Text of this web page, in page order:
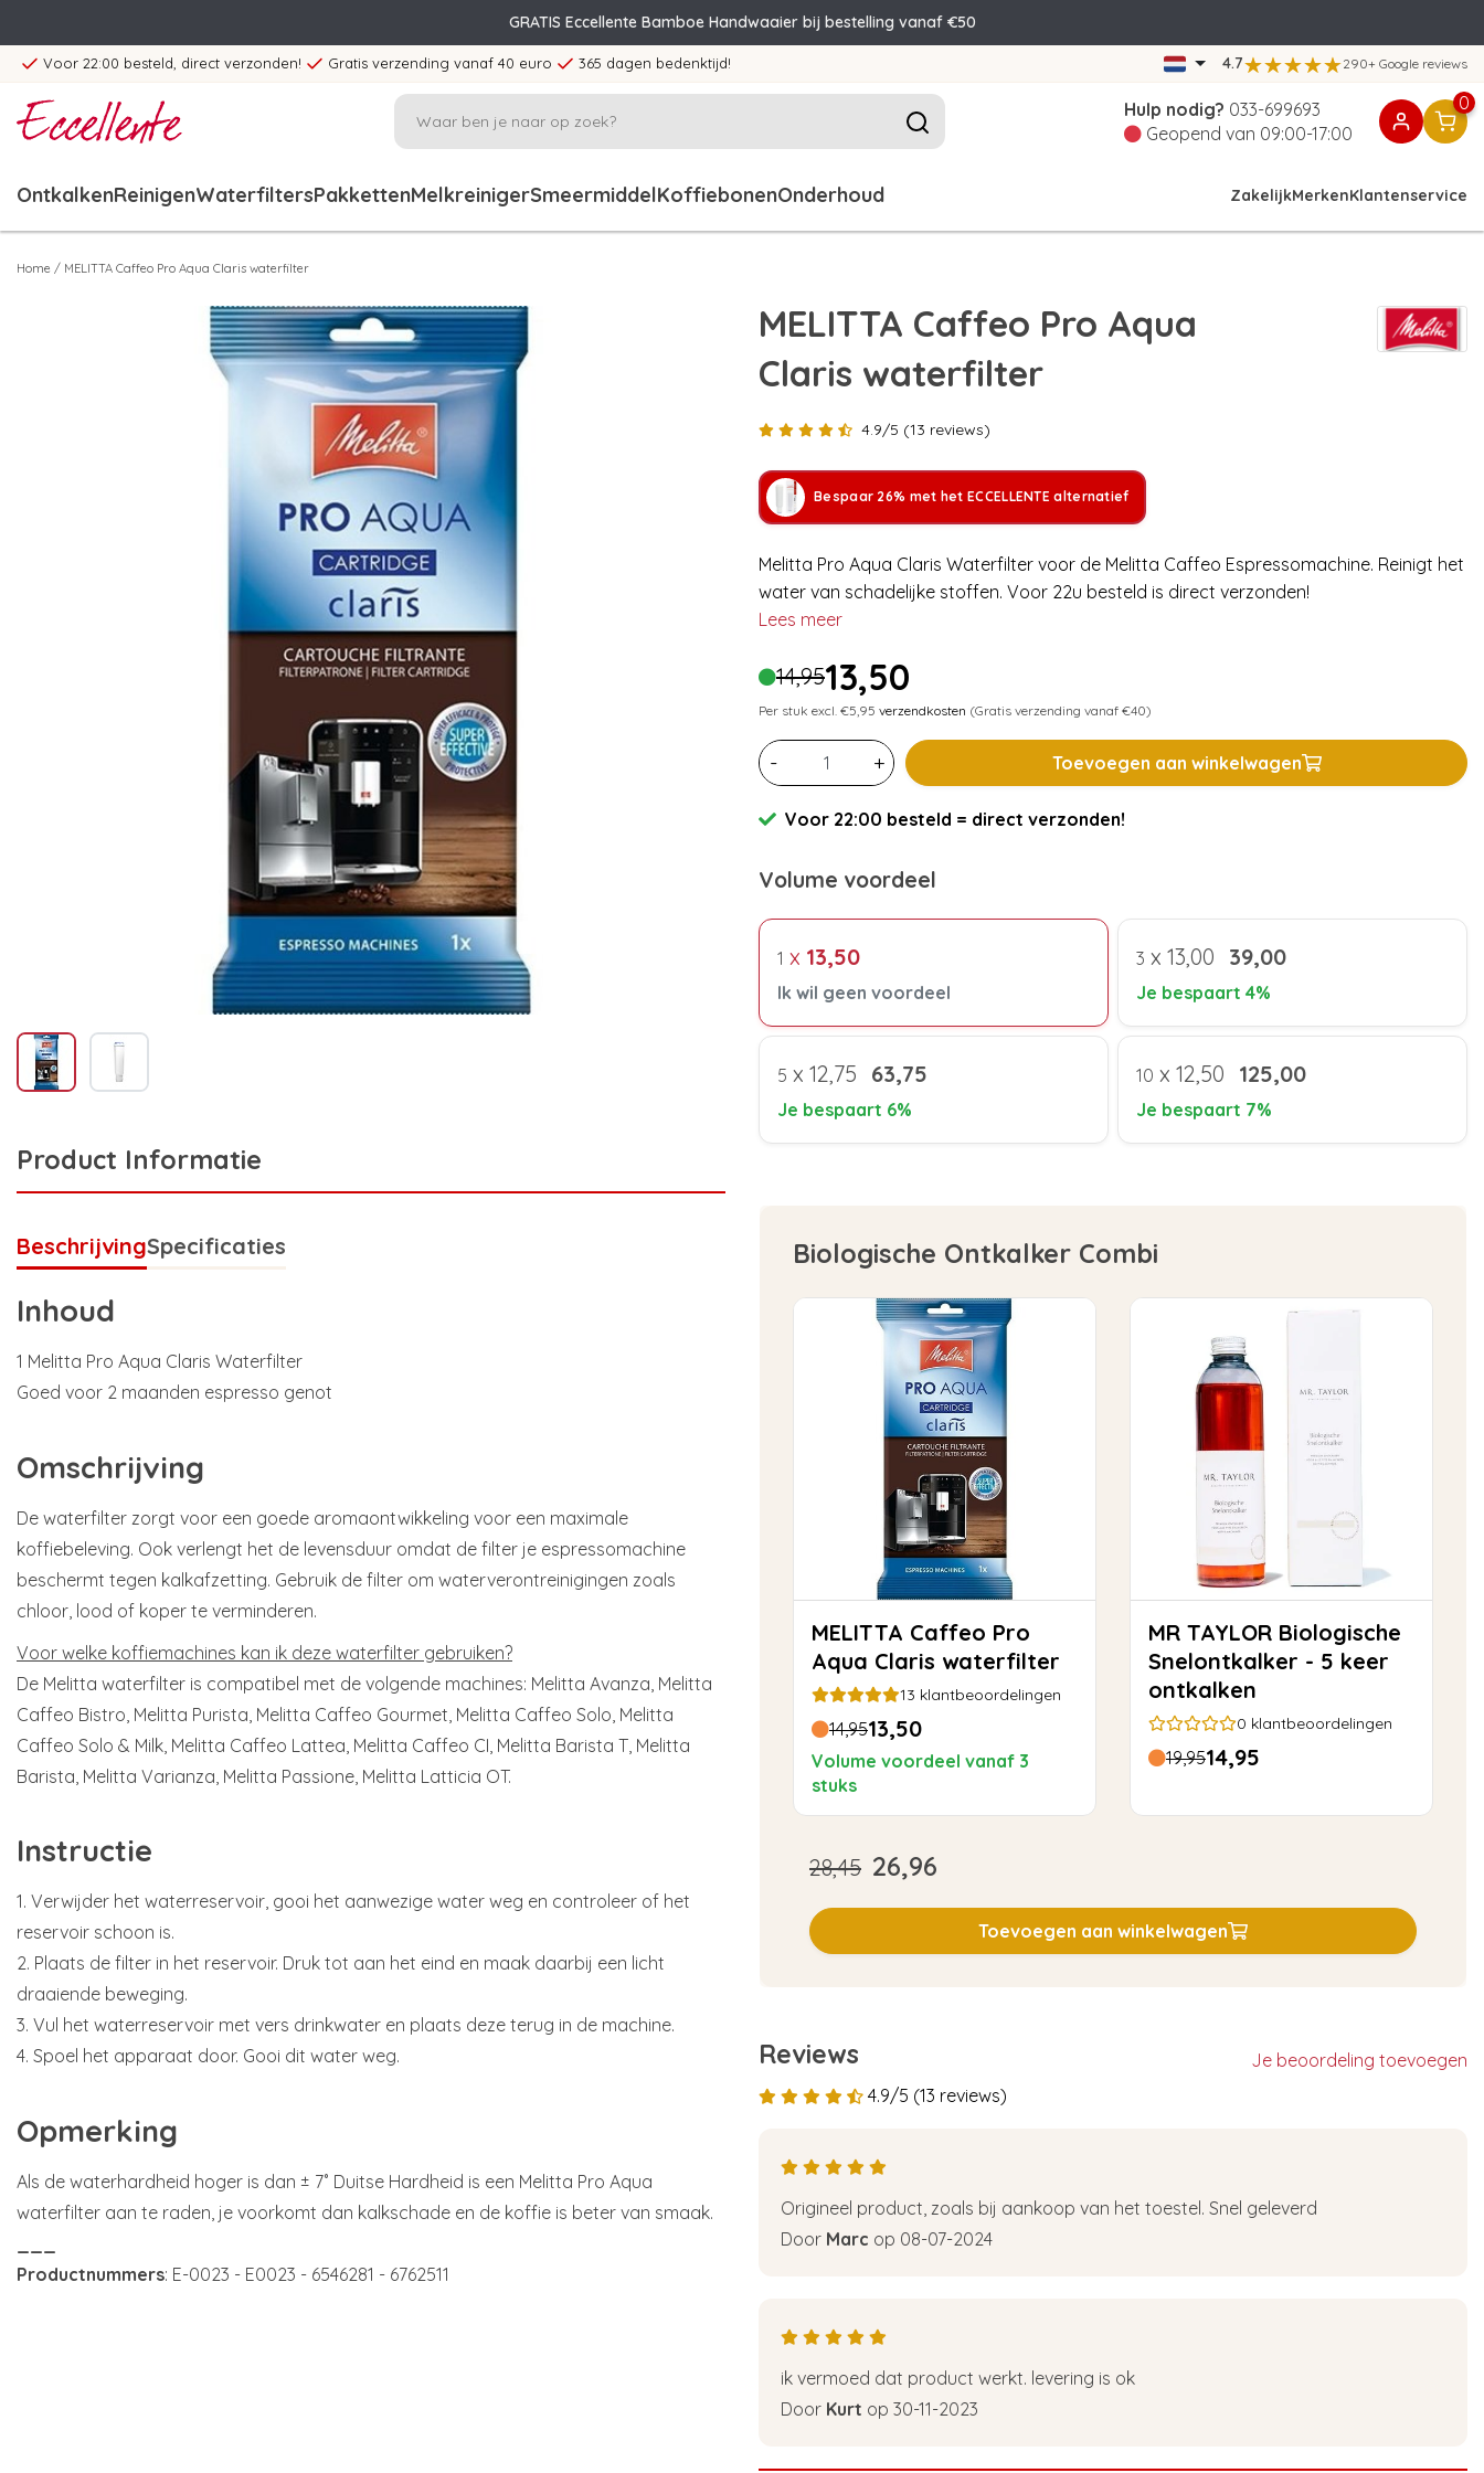
GRATIS Eccellente Bamboe Handwaaier bij bestelling vanaf €50
Voor 22:00 besteld, direct verzonden! Gratis verzending vanaf 40 euro 365 dagen bedenktijd! 4.7 290+ Google reviews
Hulp nodig? 033-699693
Geopend van 09:00-17:00
0
OntkalkenReinigenWaterfiltersPakkettenMelkreinigerSmeermiddelKoffiebonenOnderhoud ZakelijkMerkenKlantenservice
Home / MELITTA Caffeo Pro Aqua Claris waterfilter
Product Informatie
BeschrijvingSpecificaties
Inhoud
1 Melitta Pro Aqua Claris Waterfilter
Goed voor 2 maanden espresso genot
Omschrijving
De waterfilter zorgt voor een goede aromaontwikkeling voor een maximale
koffiebeleving. Ook verlengt het de levensduur omdat de filter je espressomachine
beschermt tegen kalkafzetting. Gebruik de filter om waterverontreinigingen zoals
chloor, lood of koper te verminderen.
Voor welke koffiemachines kan ik deze waterfilter gebruiken?
De Melitta waterfilter is compatibel met de volgende machines: Melitta Avanza, Melitta
Caffeo Bistro, Melitta Purista, Melitta Caffeo Gourmet, Melitta Caffeo Solo, Melitta
Caffeo Solo & Milk, Melitta Caffeo Lattea, Melitta Caffeo CI, Melitta Barista T, Melitta
Barista, Melitta Varianza, Melitta Passione, Melitta Latticia OT.
Instructie
1. Verwijder het waterreservoir, gooi het aanwezige water weg en controleer of het
reservoir schoon is.
2. Plaats de filter in het reservoir. Druk tot aan het eind en maak daarbij een licht
draaiende beweging.
3. Vul het waterreservoir met vers drinkwater en plaats deze terug in de machine.
4. Spoel het apparaat door. Gooi dit water weg.
Opmerking
Als de waterhardheid hoger is dan ± 7˚ Duitse Hardheid is een Melitta Pro Aqua
waterfilter aan te raden, je voorkomt dan kalkschade en de koffie is beter van smaak.
Productnummers: E-0023 - E0023 - 6546281 - 6762511
MELITTA Caffeo Pro Aqua
Claris waterfilter
4.9/5 (13 reviews)
Bespaar 26% met het ECCELLENTE alternatief
Melitta Pro Aqua Claris Waterfilter voor de Melitta Caffeo Espressomachine. Reinigt het
water van schadelijke stoffen. Voor 22u besteld is direct verzonden!
Lees meer
14,9513,50
Per stuk excl. €5,95 verzendkosten (Gratis verzending vanaf €40)
- + Toevoegen aan winkelwagen
Voor 22:00 besteld = direct verzonden!
Volume voordeel
1 x 13,50
Ik wil geen voordeel
3 x 13,00 39,00
Je bespaart 4%
5 x 12,75 63,75
Je bespaart 6%
10 x 12,50 125,00
Je bespaart 7%
Biologische Ontkalker Combi
MELITTA Caffeo Pro
Aqua Claris waterfilter
13 klantbeoordelingen
14,9513,50
Volume voordeel vanaf 3
stuks
MR TAYLOR Biologische
Snelontkalker - 5 keer
ontkalken
0 klantbeoordelingen
19,9514,95
28,45 26,96
Toevoegen aan winkelwagen
Reviews
Je beoordeling toevoegen
4.9/5 (13 reviews)
Origineel product, zoals bij aankoop van het toestel. Snel geleverd
Door Marc op 08-07-2024
ik vermoed dat product werkt. levering is ok
Door Kurt op 30-11-2023